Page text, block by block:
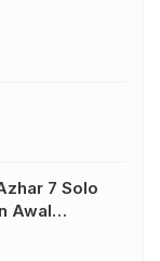
7 Solo
Awal